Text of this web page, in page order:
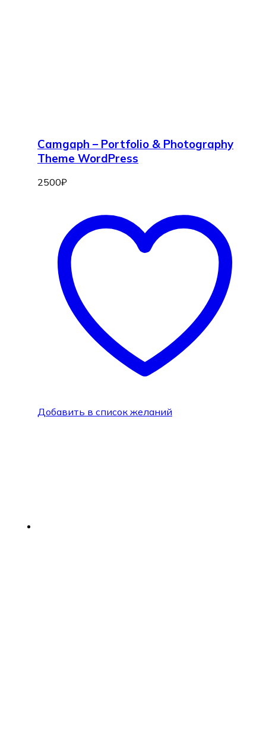
Camgaph – Portfolio & Photography
Theme WordPress
2500₽
Добавить в список желаний